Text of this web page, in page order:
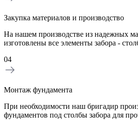
Закупка материалов и производство
На нашем производстве из надежных
изготовлены все элементы забора -
04
Монтаж фундамента
При необходимости наш бригадир
фундаментов под столбы забора для